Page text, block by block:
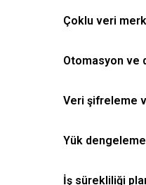
Çoklu veri
Otomasyon ve
Veri şifreleme
Yük
İş sürekliliği